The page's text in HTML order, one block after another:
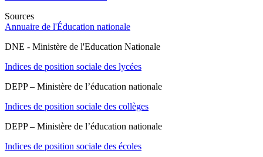
Sources
Annuaire de l'Éducation nationale
DNE - Ministère de l'Education Nationale
Indices de position sociale des lycées
DEPP – Ministère de l’éducation nationale
Indices de position sociale des collèges
DEPP – Ministère de l’éducation nationale
Indices de position sociale des écoles